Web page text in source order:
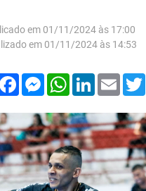
em 01/11/2024 às 17:00
em 01/11/2024 às 14:53
FacebookMessenger
WhatsApp
LinkedIn
Email